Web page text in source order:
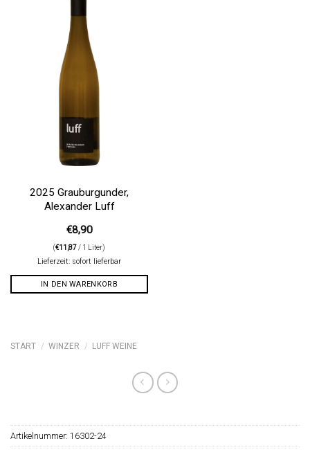
2025 Grauburgunder,
Alexander Luff
€8,90
(€11,87 / 1 Liter)
Lieferzeit: sofort lieferbar
IN DEN WARENKORB
START / WINZER / LUFF WEINE
Artikelnummer: 16302-24